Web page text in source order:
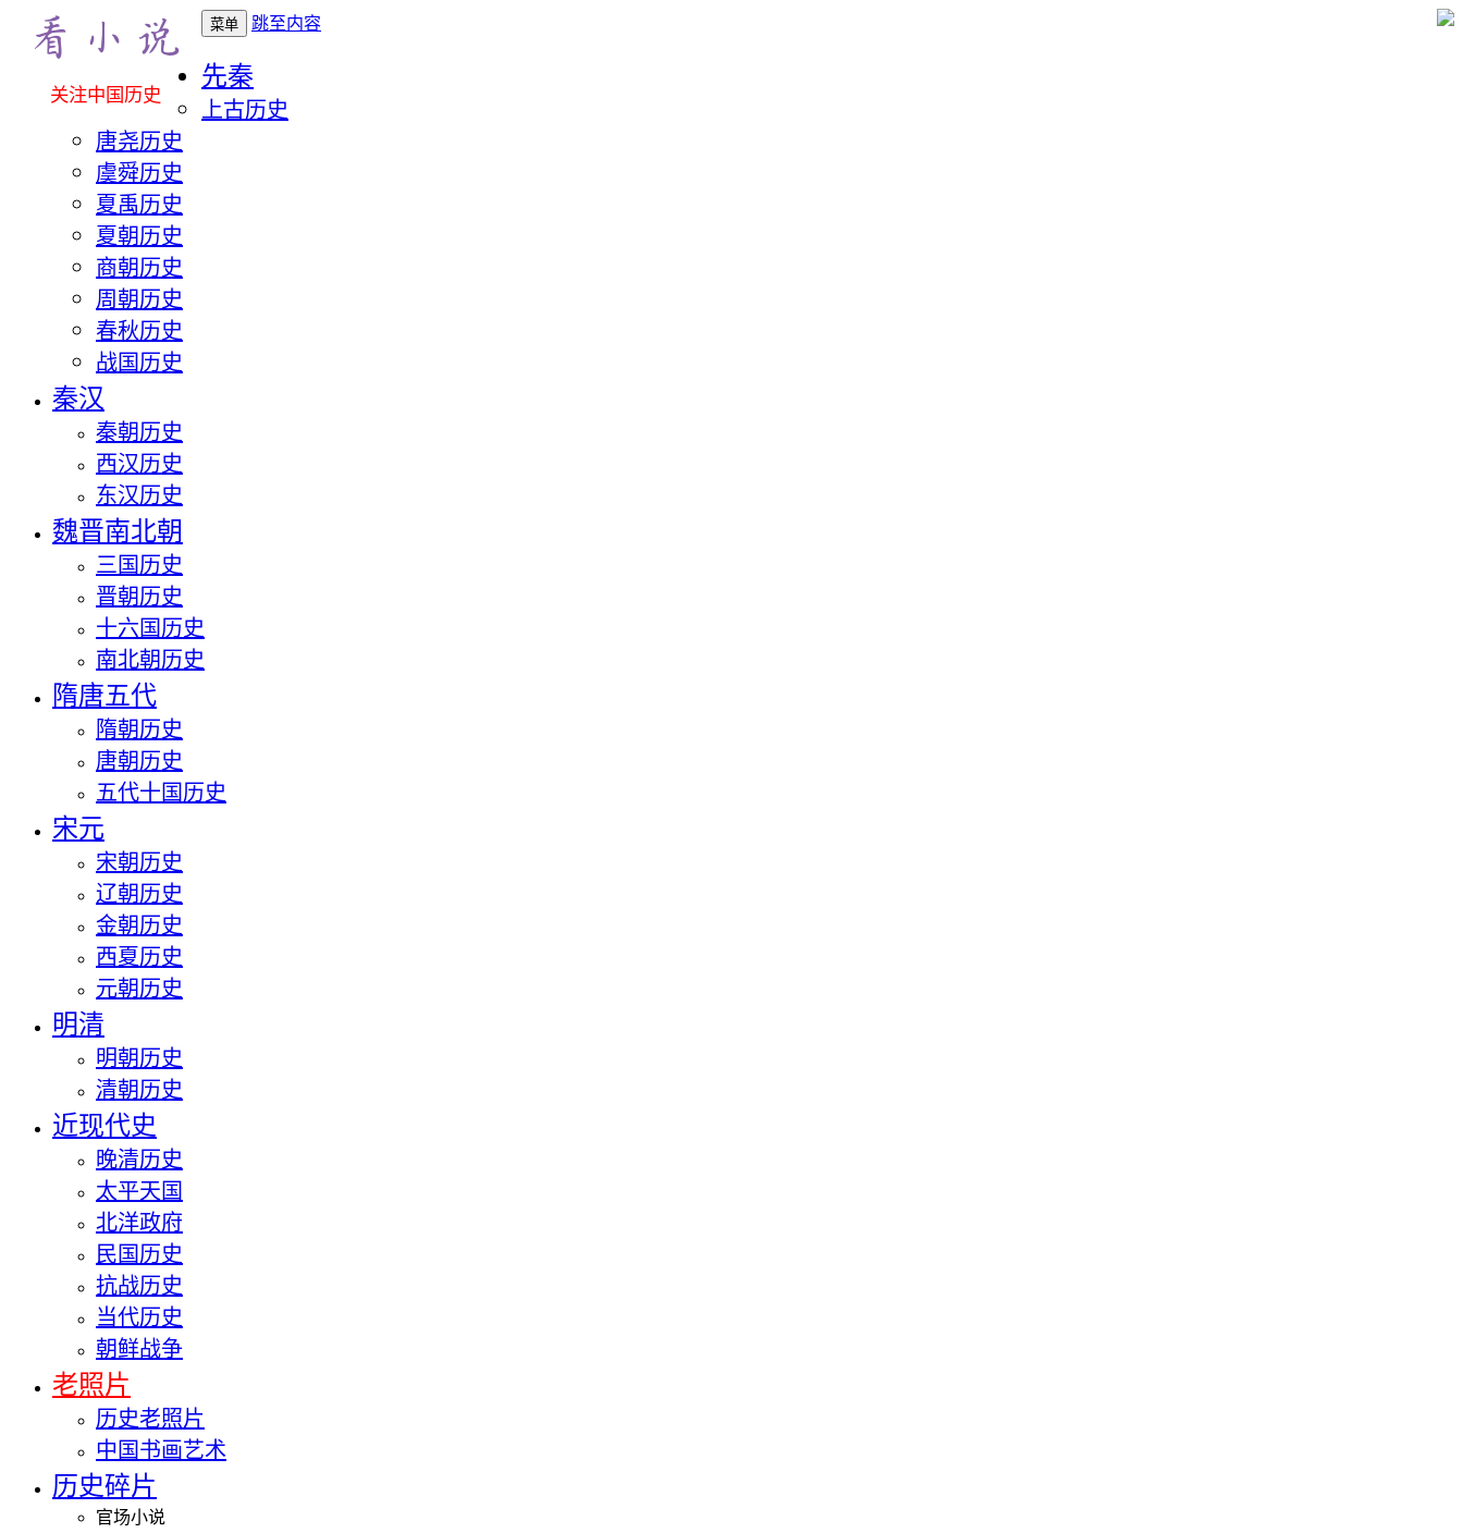
关注中国历史
菜单 跳至内容
先秦
上古历史
唐尧历史
虞舜历史
夏禹历史
夏朝历史
商朝历史
周朝历史
春秋历史
战国历史
秦汉
秦朝历史
西汉历史
东汉历史
魏晋南北朝
三国历史
晋朝历史
十六国历史
南北朝历史
隋唐五代
隋朝历史
唐朝历史
五代十国历史
宋元
宋朝历史
辽朝历史
金朝历史
西夏历史
元朝历史
明清
明朝历史
清朝历史
近现代史
晚清历史
太平天国
北洋政府
民国历史
抗战历史
当代历史
朝鲜战争
老照片
历史老照片
中国书画艺术
历史碎片
官场小说